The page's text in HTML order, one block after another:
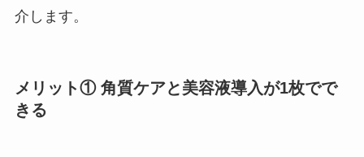
介します。
メリット① 角質ケアと美容液導入が1枚でで
きる